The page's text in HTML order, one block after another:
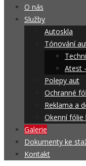
O nás
Služby
Autoskla
Tónování
Atest
Polepy aut
Ochranné
Reklama a
Okenní fólie
Galerie
Dokumenty ke
Kontakt